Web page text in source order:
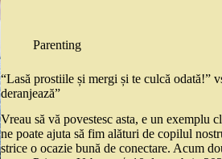
Parenting
“Lasă prostiile și mergi și te culcă odată!”
deranjează”
Vreau să vă povestesc asta, e un exemplu
ne poate ajuta să fim alături de copilul
strice o ocazie bună de conectare. Acum